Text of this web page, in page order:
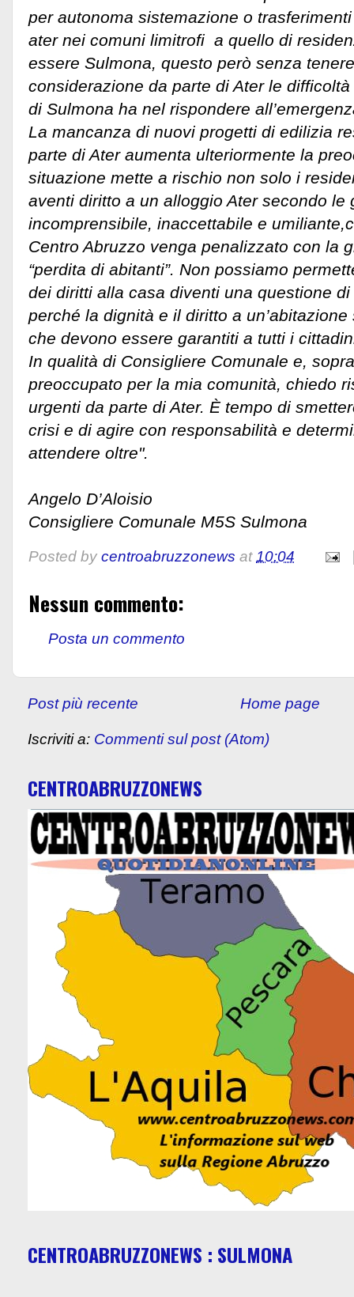
per autonoma sistemazione o
ater nei comuni limitrofi a quello di
essere Sulmona, questo però senza
considerazione da parte di Ater le
di Sulmona ha nel rispondere
La mancanza di nuovi progetti di edilizia
parte di Ater aumenta ulteriormente la
situazione mette a rischio non solo i
aventi diritto a un alloggio Ater secondo le
incomprensibile, inaccettabile e
Centro Abruzzo venga penalizzato con la
“perdita di abitanti”. Non possiamo
dei diritti alla casa diventi una questione
perché la dignità e il diritto a
che devono essere garantiti a tutti i
In qualità di Consigliere Comunale e,
preoccupato per la mia comunità, chiedo
urgenti da parte di Ater. È tempo di
crisi e di agire con responsabilità e
attendere oltre".
Angelo D’Aloisio
Consigliere Comunale M5S Sulmona
Posted by centroabruzzonews at10:04
Nessun commento:
Posta un commento
Post più recente Home page
Iscriviti a: Commenti sul post (Atom)
CENTROABRUZZONEWS
CENTROABRUZZONEWS : SULMONA